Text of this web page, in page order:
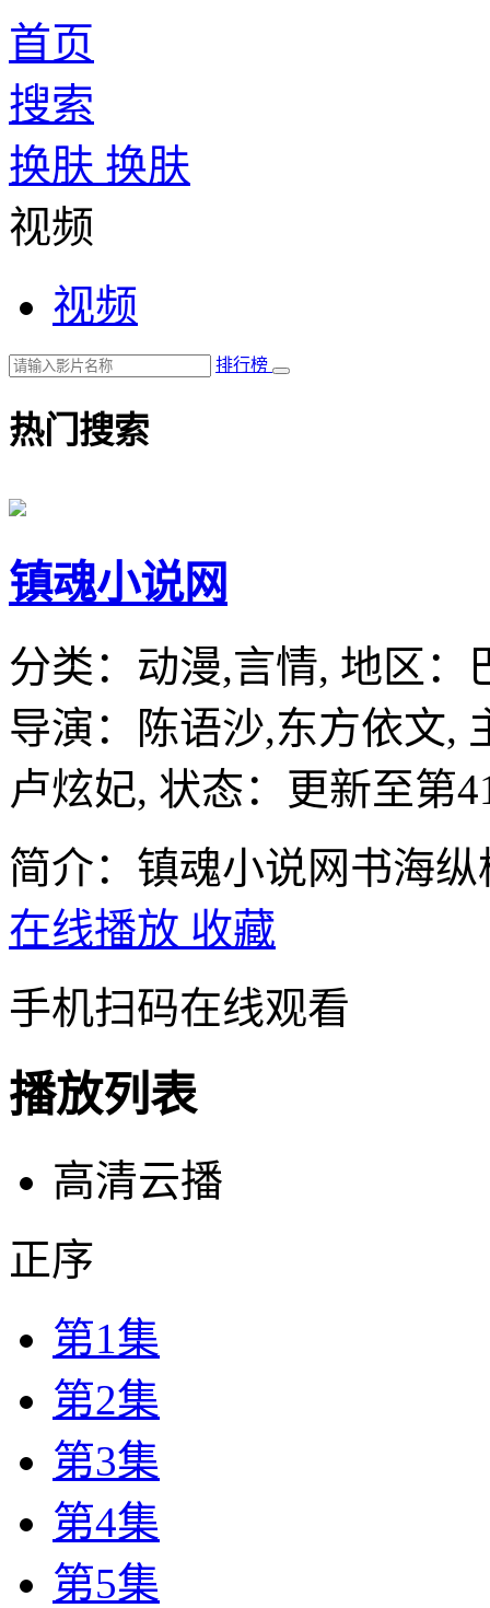
首页
搜索
换肤 换肤
视频
视频
排行榜
热门搜索
镇魂小说网
分类： 动漫,言情, 地区：
导演：
陈语沙,东方依文,
卢炫妃, 状态：更新至第
简介：镇魂小说网书海
在线播放 收藏
手机扫码在线观看
播放列表
高清云播
正序
第1集
第2集
第3集
第4集
第5集